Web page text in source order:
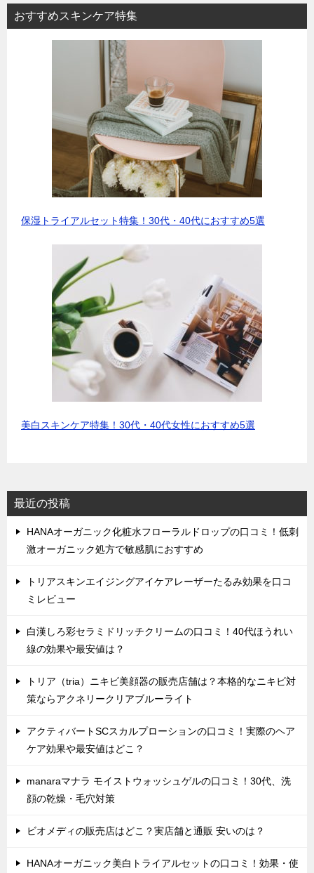
おすすめスキンケア特集
保湿トライアルセット特集！30代・40代におすすめ5選
美白スキンケア特集！30代・40代女性におすすめ5選
最近の投稿
HANAオーガニック化粧水フローラルドロップの口コミ！低刺
激オーガニック処方で敏感肌におすすめ
トリアスキンエイジングアイケアレーザーたるみ効果を口コ
ミレビュー
白漢しろ彩セラミドリッチクリームの口コミ！40代ほうれい
線の効果や最安値は？
トリア（tria）ニキビ美顔器の販売店舗は？本格的なニキビ対
策ならアクネリークリアブルーライト
アクティバートSCスカルプローションの口コミ！実際のヘア
ケア効果や最安値はどこ？
manaraマナラ モイストウォッシュゲルの口コミ！30代、洗
顔の乾燥・毛穴対策
ビオメディの販売店はどこ？実店舗と通販 安いのは？
HANAオーガニック美白トライアルセットの口コミ！効果・使